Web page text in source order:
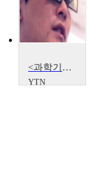
<과학기술> 3D혁명, 산업의 패러다임을 바꾸다
YTN